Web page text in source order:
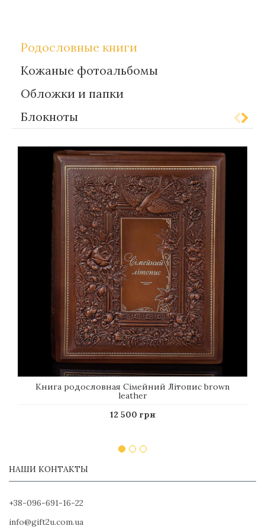
Родословные книги
Кожаные фотоальбомы
Обложки и папки
Блокноты
Книга родословная Сімейний Літопис brown
leather
12 500 грн
НАШИ КОНТАКТЫ
+38-096-691-16-22
info@gift2u.com.ua